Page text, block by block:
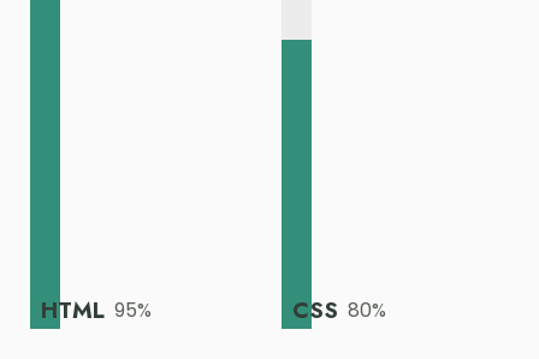
HTML 95% CSS 80%